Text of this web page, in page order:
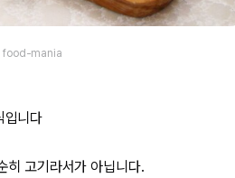
food-mania
입니다
히 고기라서가 아닙니다.